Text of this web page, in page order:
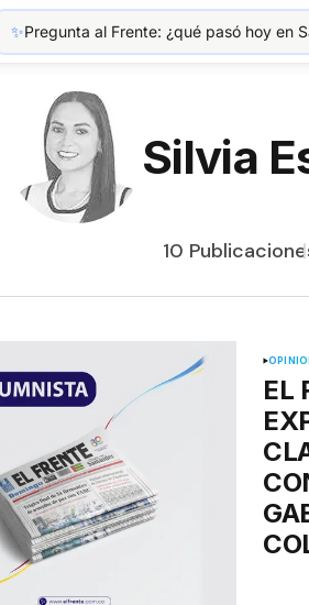
✨Pregunta al Frente: ¿qué pasó hoy en
Silvia
10
EL